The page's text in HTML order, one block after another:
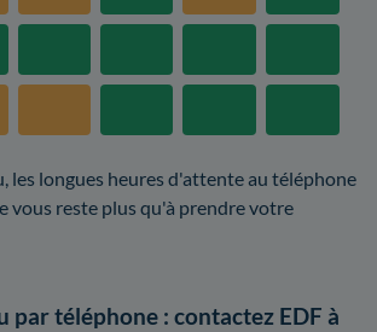
les longues heures d'attente au téléphone
vous reste plus qu'à prendre votre
par téléphone : contactez EDF à